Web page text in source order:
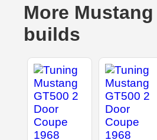
More Mustang
builds